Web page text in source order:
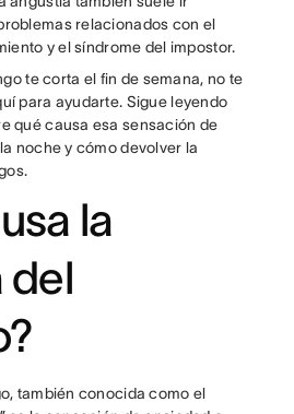
relacionados con el
y el síndrome del impostor.
te corta el fin de semana, no te
para ayudarte. Sigue leyendo
qué causa esa sensación de
noche y cómo devolver la
la
del
también conocida como el